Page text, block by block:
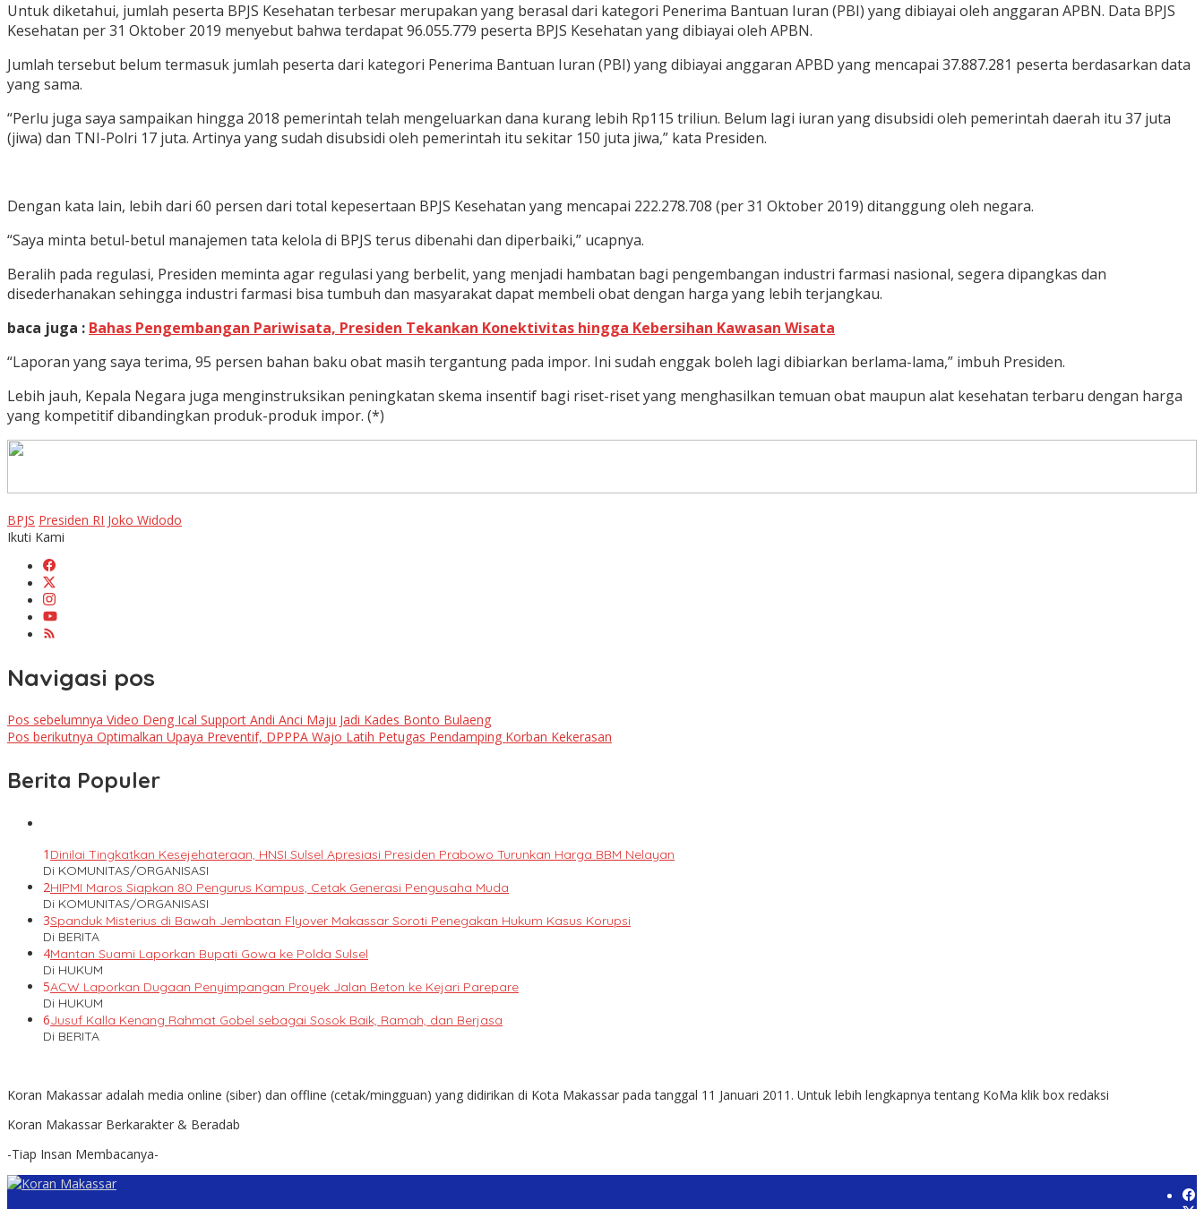
Untuk diketahui, jumlah peserta BPJS Kesehatan terbesar merupakan yang berasal dari kategori Penerima Bantuan Iuran (PBI) yang dibiayai oleh anggaran APBN. Data BPJS
Kesehatan per 31 Oktober 2019 menyebut bahwa terdapat 96.055.779 peserta BPJS Kesehatan yang dibiayai oleh APBN.
Jumlah tersebut belum termasuk jumlah peserta dari kategori Penerima Bantuan Iuran (PBI) yang dibiayai anggaran APBD yang mencapai 37.887.281 peserta berdasarkan data
yang sama.
“Perlu juga saya sampaikan hingga 2018 pemerintah telah mengeluarkan dana kurang lebih Rp115 triliun. Belum lagi iuran yang disubsidi oleh pemerintah daerah itu 37 juta
(jiwa) dan TNI-Polri 17 juta. Artinya yang sudah disubsidi oleh pemerintah itu sekitar 150 juta jiwa,” kata Presiden.
Dengan kata lain, lebih dari 60 persen dari total kepesertaan BPJS Kesehatan yang mencapai 222.278.708 (per 31 Oktober 2019) ditanggung oleh negara.
“Saya minta betul-betul manajemen tata kelola di BPJS terus dibenahi dan diperbaiki,” ucapnya.
Beralih pada regulasi, Presiden meminta agar regulasi yang berbelit, yang menjadi hambatan bagi pengembangan industri farmasi nasional, segera dipangkas dan
disederhanakan sehingga industri farmasi bisa tumbuh dan masyarakat dapat membeli obat dengan harga yang lebih terjangkau.
baca juga : Bahas Pengembangan Pariwisata, Presiden Tekankan Konektivitas hingga Kebersihan Kawasan Wisata
“Laporan yang saya terima, 95 persen bahan baku obat masih tergantung pada impor. Ini sudah enggak boleh lagi dibiarkan berlama-lama,” imbuh Presiden.
Lebih jauh, Kepala Negara juga menginstruksikan peningkatan skema insentif bagi riset-riset yang menghasilkan temuan obat maupun alat kesehatan terbaru dengan harga
yang kompetitif dibandingkan produk-produk impor. (*)
BPJS Presiden RI Joko Widodo
Ikuti Kami
Navigasi pos
Pos sebelumnya Video Deng Ical Support Andi Anci Maju Jadi Kades Bonto Bulaeng
Pos berikutnya Optimalkan Upaya Preventif, DPPPA Wajo Latih Petugas Pendamping Korban Kekerasan
Berita Populer
1 Dinilai Tingkatkan Kesejehateraan, HNSI Sulsel Apresiasi Presiden Prabowo Turunkan Harga BBM Nelayan
Di KOMUNITAS/ORGANISASI
2HIPMI Maros Siapkan 80 Pengurus Kampus, Cetak Generasi Pengusaha Muda
Di KOMUNITAS/ORGANISASI
3Spanduk Misterius di Bawah Jembatan Flyover Makassar Soroti Penegakan Hukum Kasus Korupsi
Di BERITA
4Mantan Suami Laporkan Bupati Gowa ke Polda Sulsel
Di HUKUM
5ACW Laporkan Dugaan Penyimpangan Proyek Jalan Beton ke Kejari Parepare
Di HUKUM
6Jusuf Kalla Kenang Rahmat Gobel sebagai Sosok Baik, Ramah, dan Berjasa
Di BERITA
Koran Makassar adalah media online (siber) dan offline (cetak/mingguan) yang didirikan di Kota Makassar pada tanggal 11 Januari 2011. Untuk lebih lengkapnya tentang KoMa klik box redaksi
Koran Makassar Berkarakter & Beradab
-Tiap Insan Membacanya-